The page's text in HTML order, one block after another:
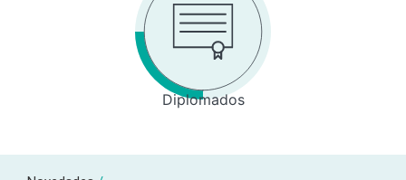
Diplomados